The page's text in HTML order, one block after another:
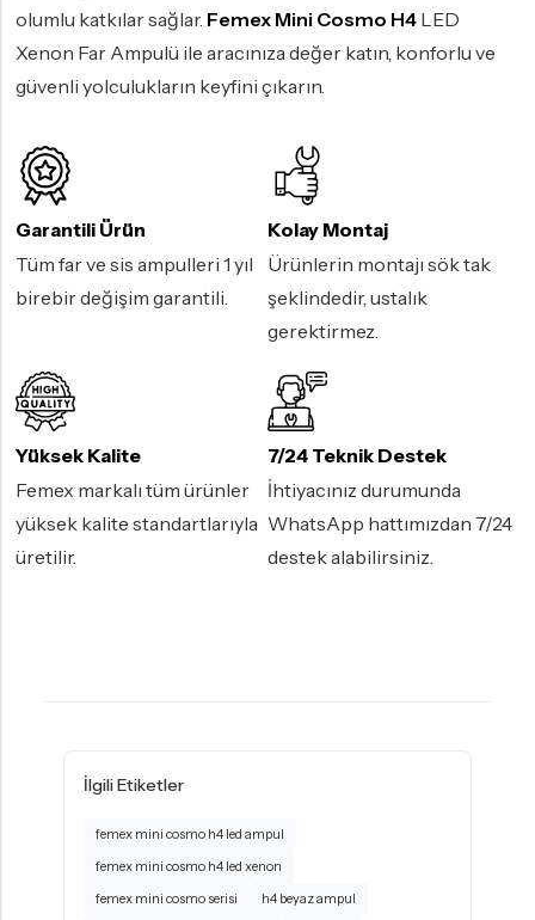
olumlu katkılar sağlar. Femex Mini Cosmo H4 LED
Xenon Far Ampulü ile aracınıza değer katın, konforlu ve
güvenli yolculukların keyfini çıkarın.
Garantili Ürün
Tüm far ve sis ampulleri 1 yıl
birebir değişim garantili.
Kolay Montaj
Ürünlerin montajı sök tak
şeklindedir, ustalık
gerektirmez.
Yüksek Kalite
Femex markalı tüm ürünler
yüksek kalite standartlarıyla
üretilir.
7/24 Teknik Destek
İhtiyacınız durumunda
WhatsApp hattımızdan 7/24
destek alabilirsiniz.
İlgili Etiketler
femex mini cosmo h4 led ampul
femex mini cosmo h4 led xenon
femex mini cosmo serisi
h4 beyaz ampul